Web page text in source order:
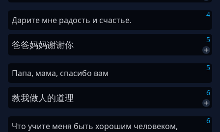
4
Дарите мне радость и счастье.
5
爸爸妈妈谢谢你
5
Папа, мама, спасибо вам
6
教我做人的道理
6
Что учите меня быть хорошим человеком,